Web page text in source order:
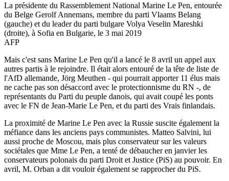
La présidente du Rassemblement National Marine Le Pen, entourée
du Belge Gerolf Annemans, membre du parti Vlaams Belang
(gauche) et du leader du parti bulgare Volya Veselin Mareshki
(droite), à Sofia en Bulgarie, le 3 mai 2019
AFP
Mais c'est sans Marine Le Pen qu'il a lancé le 8 avril un appel aux
autres partis à le rejoindre. Il était alors entouré de la tête de liste de
l'AfD allemande, Jörg Meuthen - qui pourrait apporter 11 élus mais
ne cache pas son désaccord avec le protectionnisme du RN -, de
représentants du Parti du peuple danois, qui avait coupé les ponts
avec le FN de Jean-Marie Le Pen, et du parti des Vrais finlandais.
La proximité de Marine Le Pen avec la Russie suscite également la
méfiance dans les anciens pays communistes. Matteo Salvini, lui
aussi proche de Moscou, mais plus conservateur sur les valeurs
sociétales que Mme Le Pen, a tenté de débaucher en janvier les
conservateurs polonais du parti Droit et Justice (PiS) au pouvoir. En
avril, M. Orban a dit vouloir également se rapprocher du PiS.